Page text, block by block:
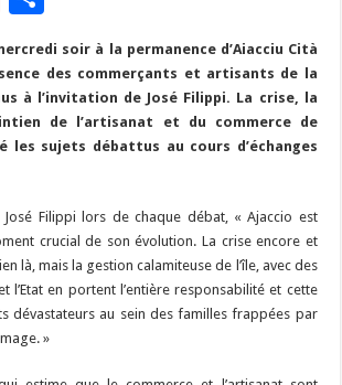
es
ky gr
a
m
p
c
h
l
y
Li
n
d
o
n
es
t
p
p
ai
l
ar
ta
g
er
soir à la permanence d’Aiacciu Cità
des commerçants et artisants de la
à l’invitation de José Filippi. La crise, la
de l’artisanat et du commerce de
sujets débattus au cours d’échanges
Filippi lors de chaque débat, « Ajaccio est
crucial de son évolution. La crise encore et
là, mais la gestion calamiteuse de l’île, avec des
l’Etat en portent l’entière responsabilité et cette
dévastateurs au sein des familles frappées par
»